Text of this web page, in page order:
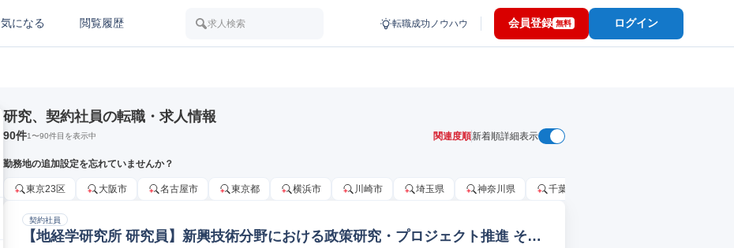
気になる 閲覧履歴 求人検索 転職成功ノウハウ 会員登録 無料 ログイン
研究、契約社員の転職・求人情報
90件1〜90件目を表示中 関連度順新着順詳細表示
勤務地の追加設定を忘れていませんか？
東京23区 大阪市 名古屋市 東京都 横浜市 川崎市 埼玉県 神奈川県 千葉市
契約社員
【地経学研究所 研究員】新興技術分野における政策研究・プロジェクト推進 その